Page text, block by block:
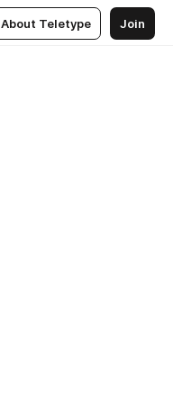
About Teletype Join